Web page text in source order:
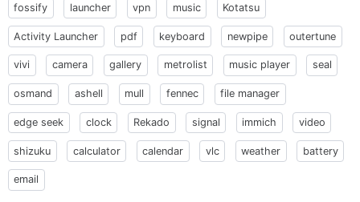
fossify launcher vpn music Kotatsu
Activity Launcher pdf keyboard newpipe outertune
vivi camera gallery metrolist music player seal
osmand ashell mull fennec file manager
edge seek clock Rekado signal immich video
shizuku calculator calendar vlc weather battery
email